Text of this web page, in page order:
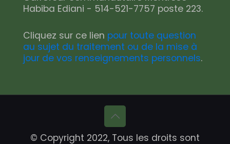
Habiba Ediani - 514-521-7757 poste 223.
Cliquez sur ce lien pour toute question
au sujet du traitement ou de la mise à
jour de vos renseignements personnels.
© Copyright 2022, Tous les droits sont